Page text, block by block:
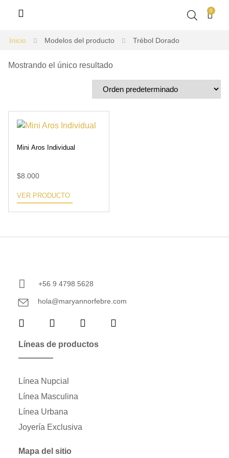
0
Inicio Modelos del producto Trébol Dorado
Mostrando el único resultado
Mini Aros Individual
$8.000
VER PRODUCTO
+56 9 4798 5628
hola@maryannorfebre.com
Líneas de productos
Línea Nupcial
Línea Masculina
Línea Urbana
Joyería Exclusiva
Mapa del sitio